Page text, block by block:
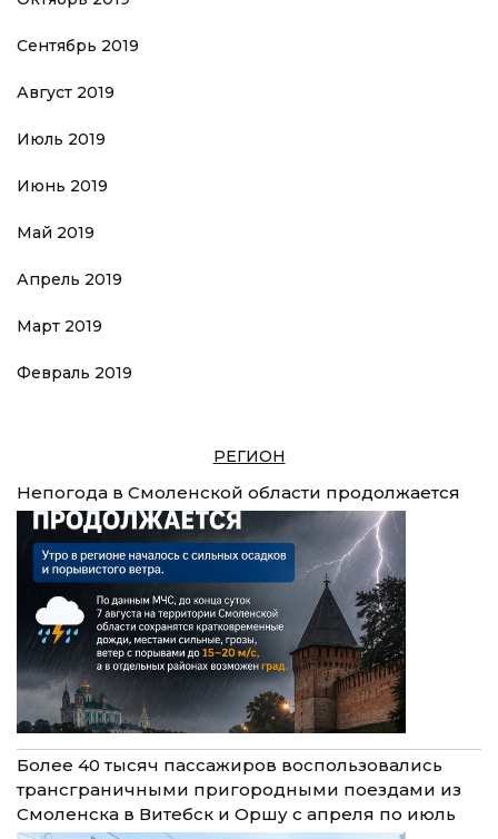
Сентябрь 2019
Август 2019
Июль 2019
Июнь 2019
Май 2019
Апрель 2019
Март 2019
Февраль 2019
РЕГИОН
Непогода в Смоленской области продолжается
Более 40 тысяч пассажиров воспользовались
трансграничными пригородными поездами из
Смоленска в Витебск и Оршу с апреля по июль